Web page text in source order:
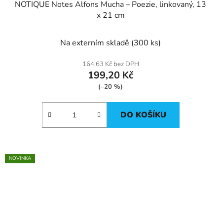
NOTIQUE Notes Alfons Mucha – Poezie, linkovaný, 13
x 21 cm
Na externím skladě (300 ks)
164,63 Kč bez DPH
199,20 Kč
(–20 %)
DO KOŠÍKU
NOVINKA